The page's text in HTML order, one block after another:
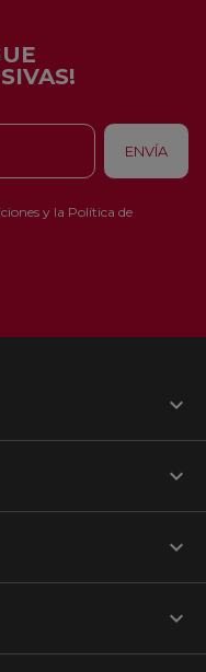
y la Política de



keyboard_arrow_down